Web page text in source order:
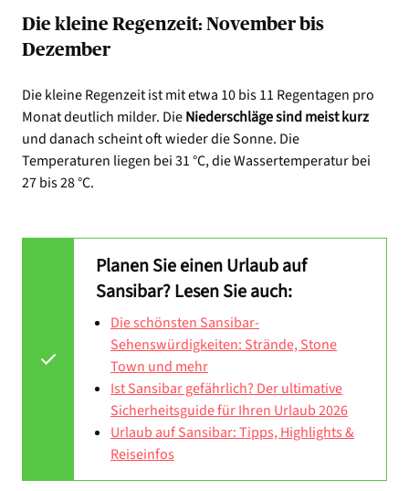
Die kleine Regenzeit: November bis
Dezember
Die kleine Regenzeit ist mit etwa 10 bis 11 Regentagen pro
Monat deutlich milder. DieNiederschläge sind meist kurz
und danach scheint oft wieder die Sonne. Die
Temperaturen liegen bei 31 °C, die Wassertemperatur bei
27 bis 28 °C.
Planen Sie einen Urlaub auf
Sansibar? Lesen Sie auch:
Die schönsten Sansibar-
Sehenswürdigkeiten: Strände, Stone
Town und mehr
Ist Sansibar gefährlich? Der ultimative
Sicherheitsguide für Ihren Urlaub 2026
Urlaub auf Sansibar: Tipps, Highlights &
Reiseinfos